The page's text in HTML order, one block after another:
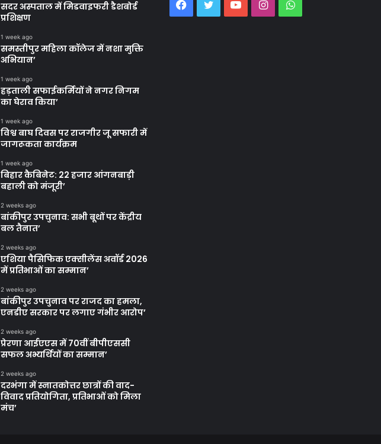
सदर अस्पताल में मिडवाइफरी डैशबोर्ड
प्रशिक्षण
1 week ago
समस्तीपुर महिला कॉलेज में नशा मुक्ति
अभियान’
1 week ago
हड़ताली सफाईकर्मियों ने नगर निगम
का घेराव किया’
1 week ago
विश्व बाघ दिवस पर राजगीर जू सफारी में
जागरूकता कार्यक्रम
1 week ago
बिहार कैबिनेट: 22 हजार आंगनबाड़ी
बहाली को मंजूरी’
2 weeks ago
बांकीपुर उपचुनाव: सभी बूथों पर केंद्रीय
बल तैनात’
2 weeks ago
एशिया पैसिफिक एक्सीलेंस अवॉर्ड 2026
में प्रतिभाओं का सम्मान’
2 weeks ago
बांकीपुर उपचुनाव पर राजद का हमला,
एनडीए सरकार पर लगाए गंभीर आरोप’
2 weeks ago
प्रेरणा आईएएस में 70वीं बीपीएससी
सफल अभ्यर्थियों का सम्मान’
2 weeks ago
दरभंगा में स्नातकोत्तर छात्रों की वाद-
विवाद प्रतियोगिता, प्रतिभाओं को मिला
मंच’
Facebook
TwitterYouTubeInstagramWhatsApp